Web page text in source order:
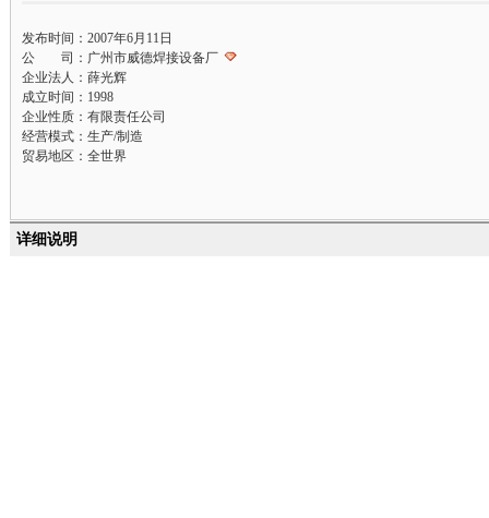
发布时间：2007年6月11日
公 司：广州市威德焊接设备厂
企业法人：薛光辉
成立时间：1998
企业性质：有限责任公司
经营模式：生产/制造
贸易地区：全世界
详细说明